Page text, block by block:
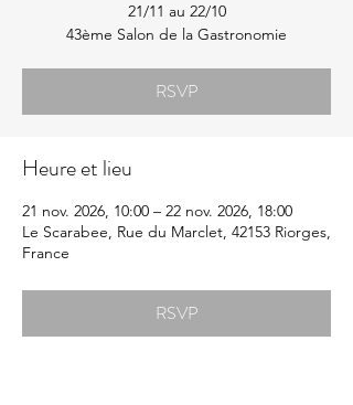
21/11 au 22/10
43ème Salon de la Gastronomie
RSVP
Heure et lieu
21 nov. 2026, 10:00 – 22 nov. 2026, 18:00
Le Scarabee, Rue du Marclet, 42153 Riorges,
France
RSVP